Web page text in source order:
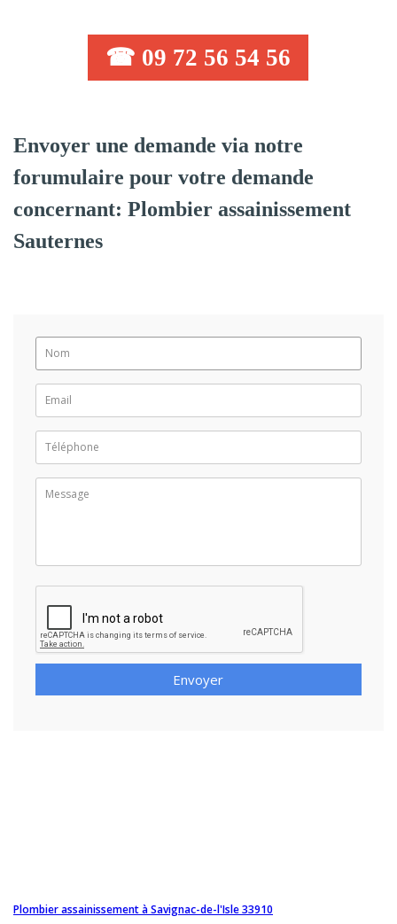
☎ 09 72 56 54 56
Envoyer une demande via notre
forumulaire pour votre demande
concernant: Plombier assainissement
Sauternes
Envoyer
Plombier assainissement à Savignac-de-l'Isle 33910